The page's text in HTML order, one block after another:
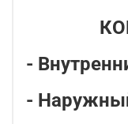
-
-